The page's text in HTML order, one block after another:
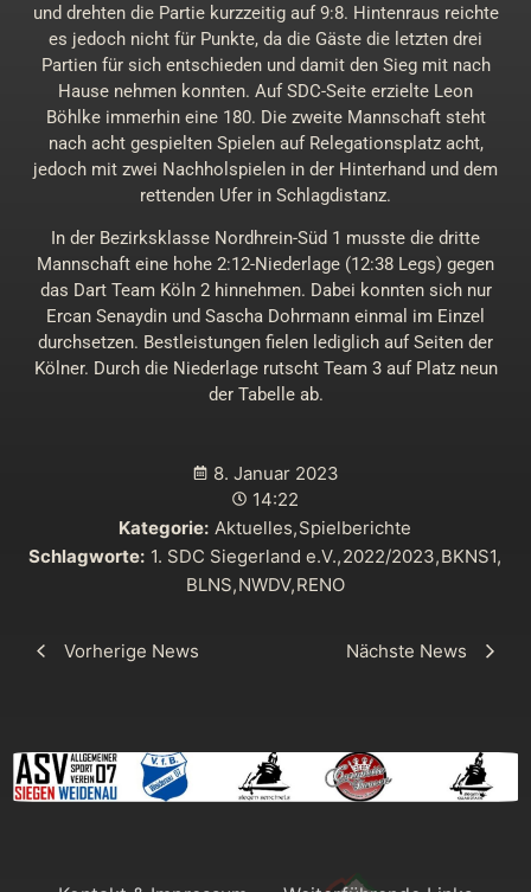
und drehten die Partie kurzzeitig auf 9:8. Hintenraus reichte
es jedoch nicht für Punkte, da die Gäste die letzten drei
Partien für sich entschieden und damit den Sieg mit nach
Hause nehmen konnten. Auf SDC-Seite erzielte Leon
Böhlke immerhin eine 180. Die zweite Mannschaft steht
nach acht gespielten Spielen auf Relegationsplatz acht,
jedoch mit zwei Nachholspielen in der Hinterhand und dem
rettenden Ufer in Schlagdistanz.
In der Bezirksklasse Nordhrein-Süd 1 musste die dritte
Mannschaft eine hohe 2:12-Niederlage (12:38 Legs) gegen
das Dart Team Köln 2 hinnehmen. Dabei konnten sich nur
Ercan Senaydin und Sascha Dohrmann einmal im Einzel
durchsetzen. Bestleistungen fielen lediglich auf Seiten der
Kölner. Durch die Niederlage rutscht Team 3 auf Platz neun
der Tabelle ab.
8. Januar 2023
14:22
Kategorie: Aktuelles,Spielberichte
Schlagworte: 1. SDC Siegerland e.V.,2022/2023,BKNS1,
BLNS,NWDV,RENO
Vorherige News Nächste News